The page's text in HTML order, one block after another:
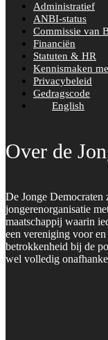
Administratief
ANBI-status
Commissie van
Financiën
Statuten & HR
Kennismaken
Privacybeleid
Gedragscode
English
Over de
De Jonge
jongerenorganisatie
maatschappij waarin
een vereniging voor
betrokkenheid bij de
wel volledig